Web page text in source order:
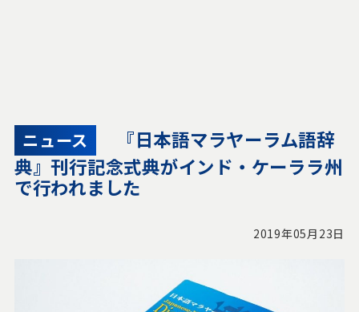
ニュース
『日本語マラヤーラム語辞
典』刊行記念式典がインド・ケーララ州
で行われました
2019年05月23日